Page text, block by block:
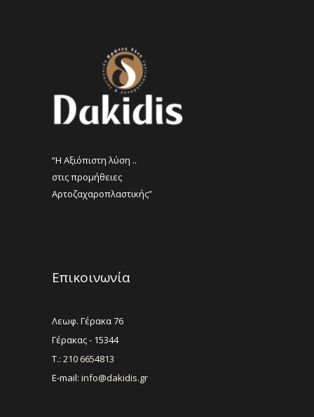
“Η Αξιόπιστη λύση ..
στις προμήθειες
Αρτοζαχαροπλαστικής”
Επικοινωνία
Λεωφ. Γέρακα 76
Γέρακας - 15344
Τ.: 210 6654813
E-mail: info@dakidis.gr